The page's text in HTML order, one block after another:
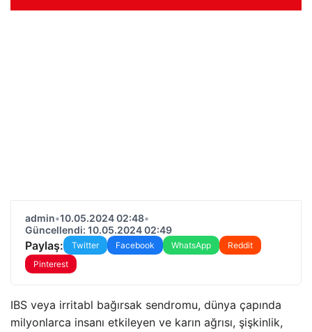
admin•10.05.2024 02:48•
Güncellendi: 10.05.2024 02:49
Paylaş: Twitter Facebook WhatsApp
Reddit
Pinterest
IBS veya irritabl bağırsak sendromu, dünya çapında
milyonlarca insanı etkileyen ve karın ağrısı, şişkinlik,